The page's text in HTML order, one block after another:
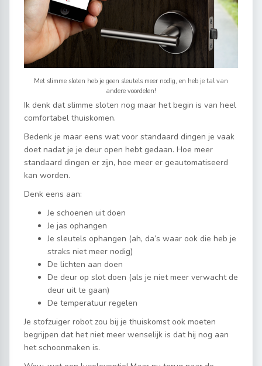
Met slimme sloten heb je geen sleutels meer nodig, en heb je tal van
andere voordelen!
Ik denk dat slimme sloten nog maar het begin is van heel
comfortabel thuiskomen.
Bedenk je maar eens wat voor standaard dingen je vaak
doet nadat je je deur open hebt gedaan. Hoe meer
standaard dingen er zijn, hoe meer er geautomatiseerd
kan worden.
Denk eens aan:
Je schoenen uit doen
Je jas ophangen
Je sleutels ophangen (ah, da’s waar ook die heb je
straks niet meer nodig)
De lichten aan doen
De deur op slot doen (als je niet meer verwacht de
deur uit te gaan)
De temperatuur regelen
Je stofzuiger robot zou bij je thuiskomst ook moeten
begrijpen dat het niet meer wenselijk is dat hij nog aan
het schoonmaken is.